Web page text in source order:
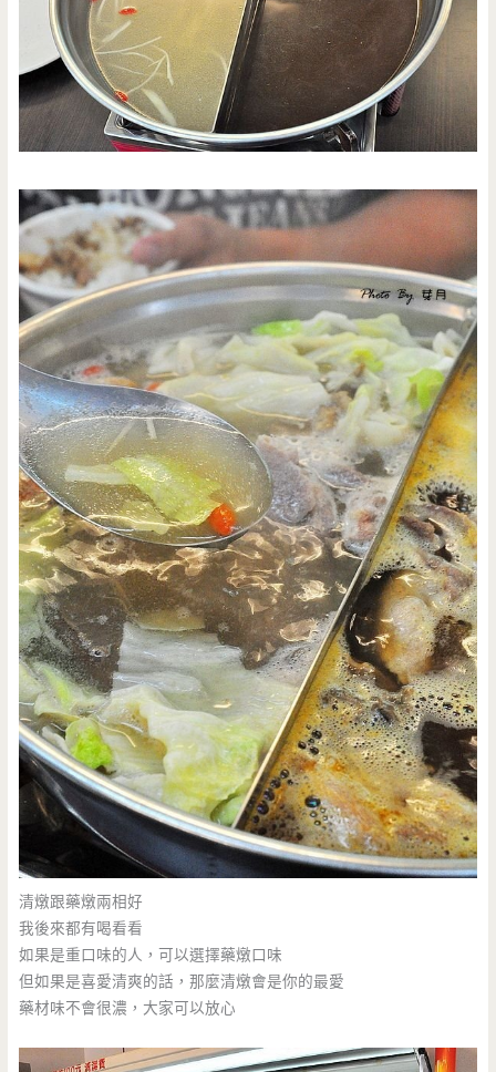
清燉跟藥燉兩相好
我後來都有喝看看
如果是重口味的人，可以選擇藥燉口味
但如果是喜愛清爽的話，那麼清燉會是你的最愛
藥材味不會很濃，大家可以放心